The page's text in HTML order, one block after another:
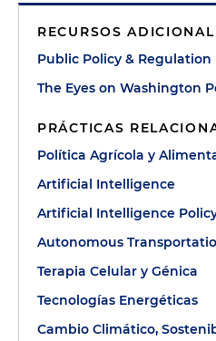
RECURSOS
Public Policy & Regulation
The Eyes on Washington
PRÁCTICAS
Política Agrícola y
Artificial Intelligence
Artificial Intelligence
Autonomous
Terapia Celular y Génica
Tecnologías Energéticas
Cambio Climático,